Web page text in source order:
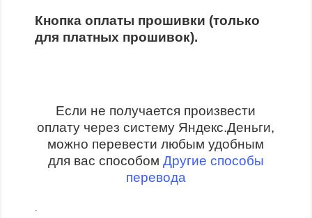
Кнопка оплаты прошивки (только
для платных прошивок).
Если не получается произвести
оплату через систему Яндекс.Деньги,
можно перевести любым удобным
для вас способом Другие способы
перевода